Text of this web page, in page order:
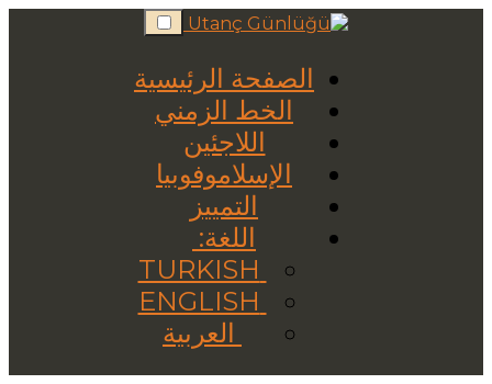
Skip
to
الصفحة الرئيسية
الخط الزمني
اللاجئين
الإسلاموفوبيا
التمييز
اللغة:
العربية